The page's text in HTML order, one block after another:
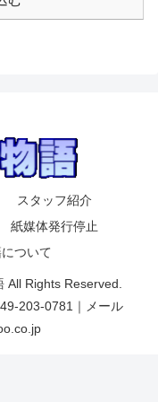
スタッフ紹介
紙媒体発行停止
ついて
Rights Reserved.
203-0781｜メール